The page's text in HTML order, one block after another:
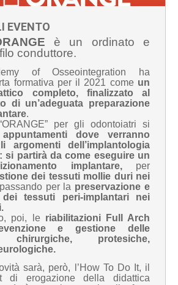
EVENTO
è un ordinato e
conduttore.
of Osseointegration ha
formativa per il 2021 come un
completo, finalizzato al
di un’adeguata preparazione
.
per gli odontoiatri si
dove verranno
argomenti dell’implantologia
si partirà da come eseguire un
implantare,per
dei tessuti mollie duri nei
per la preservazione e
dei tessuti peri-implantari nei
poi, leriabilitazioni Full Arch
e gestione delle
chirurgiche, protesiche,
sarà, però, l’How To Do It, il
di erogazione della didattica